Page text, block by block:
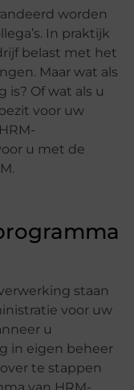
worden
In praktijk
belast met het
Maar wat als
is? Of wat als u
voor uw
u met de
staan
voor uw
u
in eigen beheer
te stappen